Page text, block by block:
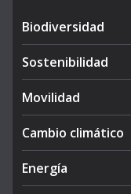
Biodiversidad
Sostenibilidad
Movilidad
Cambio climático
Energía